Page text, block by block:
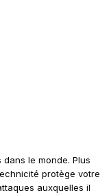
le monde. Plus
protège votre
auxquelles il